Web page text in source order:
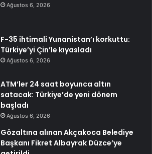
Ağustos 6, 2026
F-35 ihtimali Yunanistan’ı korkuttu:
Türkiye’yi Çin’le kıyasladı
Ağustos 6, 2026
ATM’ler 24 saat boyunca altın
satacak: Türkiye’de yeni dönem
başladı
Ağustos 6, 2026
Gözaltına alınan Akçakoca Belediye
Başkanı Fikret Albayrak Düzce’ye